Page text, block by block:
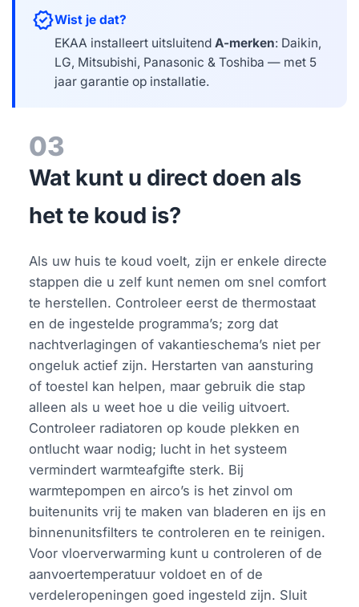
verifiedWist je dat?
EKAA installeert uitsluitendA-merken: Daikin,
LG, Mitsubishi, Panasonic & Toshiba — met 5
jaar garantie op installatie.
03
Wat kunt u direct doen als
het te koud is?
Als uw huis te koud voelt, zijn er enkele directe
stappen die u zelf kunt nemen om snel comfort
te herstellen. Controleer eerst de thermostaat
en de ingestelde programma’s; zorg dat
nachtverlagingen of vakantieschema’s niet per
ongeluk actief zijn. Herstarten van aansturing
of toestel kan helpen, maar gebruik die stap
alleen als u weet hoe u die veilig uitvoert.
Controleer radiatoren op koude plekken en
ontlucht waar nodig; lucht in het systeem
vermindert warmteafgifte sterk. Bij
warmtepompen en airco’s is het zinvol om
buitenunits vrij te maken van bladeren en ijs en
binnenunitsfilters te controleren en te reinigen.
Voor vloerverwarming kunt u controleren of de
aanvoertemperatuur voldoet en of de
verdeleropeningen goed ingesteld zijn. Sluit